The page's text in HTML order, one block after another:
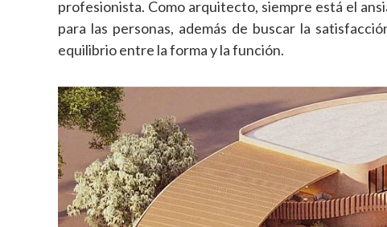
profesionista. Como arquitecto, siempre está el
para las personas, además de buscar la
equilibrio entre la forma y la función.